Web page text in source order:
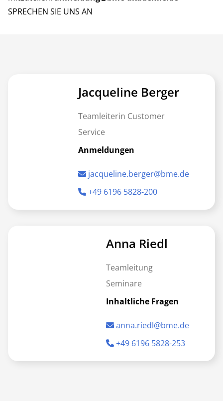
SPRECHEN SIE UNS AN
Jacqueline Berger
Teamleiterin Customer
Service
Anmeldungen
jacqueline.berger@bme.de
+49 6196 5828-200
Anna Riedl
Teamleitung
Seminare
Inhaltliche Fragen
anna.riedl@bme.de
+49 6196 5828-253